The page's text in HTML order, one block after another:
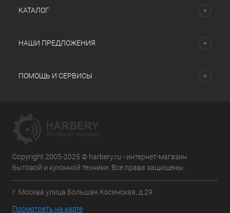
КАТАЛОГ
НАШИ ПРЕДЛОЖЕНИЯ
ПОМОЩЬ И СЕРВИСЫ
Copyright 2005-2025 © harbery.ru - интернет-магазин
бытовой и кухонной техники. Все права защищены.
г. Москва улица Большая Косинская, д.29
Посмотреть на карте